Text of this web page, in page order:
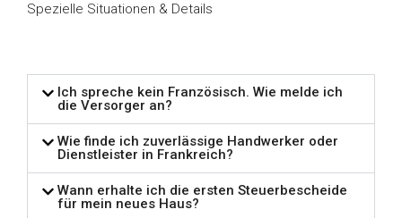
Spezielle Situationen & Details
Ich spreche kein Französisch. Wie melde ich
die Versorger an?
Wie finde ich zuverlässige Handwerker oder
Dienstleister in Frankreich?
Wann erhalte ich die ersten Steuerbescheide
für mein neues Haus?